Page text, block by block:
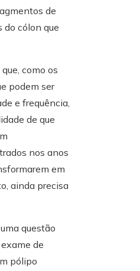
de
do cólon que
como os
podem ser
e frequência,
de que
nos anos
em
ainda precisa
questão
de
pólipo